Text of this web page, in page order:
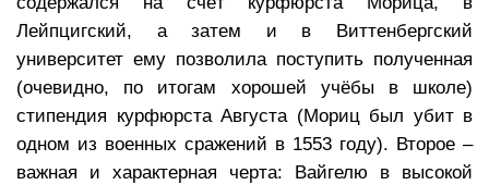
Лейпцигский, а затем и в Виттенбергский
университет ему позволила поступить полученная
(очевидно, по итогам хорошей учёбы в школе)
стипендия курфюрста Августа (Мориц был убит в
одном из военных сражений в 1553 году). Второе –
важная и характерная черта: Вайгелю в высокой